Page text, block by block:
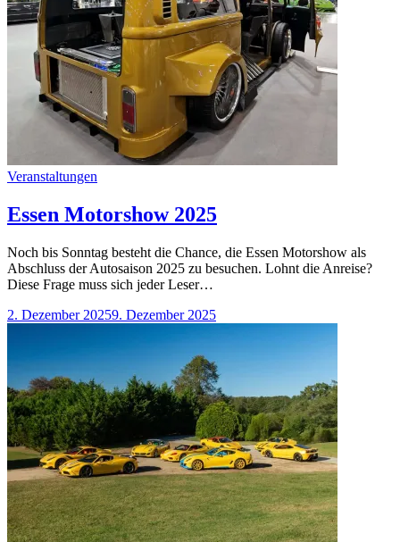
Categories
Veranstaltungen
Essen Motorshow 2025
Noch bis Sonntag besteht die Chance, die Essen Motorshow als
Abschluss der Autosaison 2025 zu besuchen. Lohnt die Anreise?
Diese Frage muss sich jeder Leser…
2. Dezember 20259. Dezember 2025